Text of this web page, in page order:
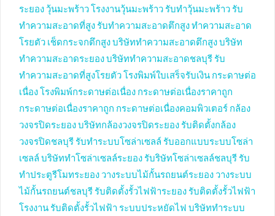
ระยอง วุ้นมะพร้าว โรงงานวุ้นมะพร้าว รับทำวุ้นมะพร้าว รับ
ทำความสะอาดที่สูง รับทำความสะอาดตึกสูงทำความสะอาด
โรยตัว เช็ดกระจกตึกสูงบริษัททำความสะอาดตึกสูงบริษัท
ทำความสะอาดระยองบริษัททำความสะอาดชลบุรี รับ
ทำความสะอาดที่สูงโรยตัว โรงพิมพ์ใบเสร็จรับเงิน กระดาษต่อ
เนื่อง โรงพิมพ์กระดาษต่อเนื่อง กระดาษต่อเนื่องราคาถูก
กระดาษต่อเนื่องราคาถูก กระดาษต่อเนื่องคอมพิวเตอร์ กล้อง
วงจรปิดระยองบริษัทกล้องวงจรปิดระยอง รับติดตั้งกล้อง
วงจรปิดชลบุรี รับทำระบบโซล่าเซลล์ รับออกแบบระบบโซล่า
เซลล์ บริษัททำโซล่าเซลล์ระยอง รับริษัทโซล่าเซลล์ชลบุรี รับ
ทำประตูรีโมทระยอง วางระบบไม้กั้นรถยนต์ระยอง วางระบบ
ไม้กั้นรถยนต์ชลบุรี รับติดตั้งรั้วไฟฟ้าระยอง รับติดตั้งรั้วไฟฟ้า
โรงงาน รับติดตั้งรั้วไฟฟ้า ระบบประหยัดไฟ บริษัททำระบบ